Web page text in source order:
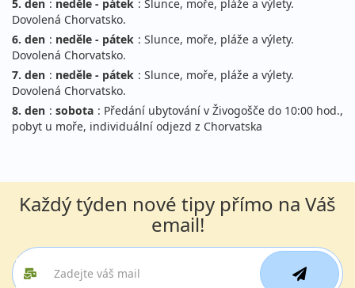
5. den : neděle - pátek : Slunce, moře, pláže a výlety.
Dovolená Chorvatsko.
6. den : neděle - pátek : Slunce, moře, pláže a výlety.
Dovolená Chorvatsko.
7. den : neděle - pátek : Slunce, moře, pláže a výlety.
Dovolená Chorvatsko.
8. den : sobota : Předání ubytování v Živogošče do 10:00 hod.,
pobyt u moře, individuální odjezd z Chorvatska
Každý týden nové tipy přímo na Váš
email!